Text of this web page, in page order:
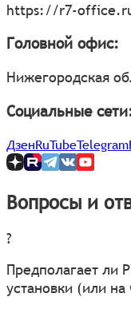
https://r7-
Головной офис:
Нижегородская
Социальные
ДзенRuTubeTelegram
Вопросы и
?
Предполагает ли
установки (или на